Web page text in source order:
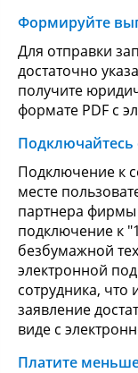
Формируйте
Для отправки
достаточно
получите
формате PDF с
Подключение к
месте
партнера фирмы
подключение к
безбумажной
электронной
сотрудника, что
заявление
виде с
Платите